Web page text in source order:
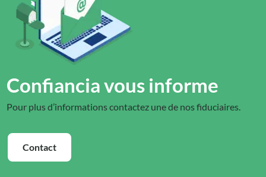
Confiancia vous informe
Pour plus d’informations contactez une de nos fiduciaires.
Contact